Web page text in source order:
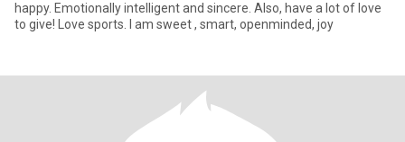
happy. Emotionally intelligent and sincere. Also, have a lot of love
to give! Love sports. I am sweet , smart, openminded, joy